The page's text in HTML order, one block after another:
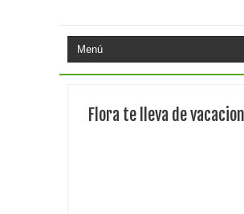
El milagrito te lleva a Sevilla
Flora te lleva de